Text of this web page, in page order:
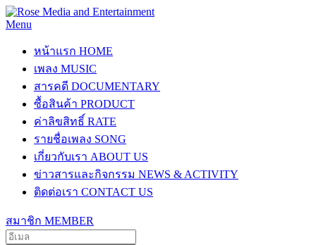
Menu
หน้าแรก HOME
เพลง MUSIC
สารคดี DOCUMENTARY
ซื้อสินค้า PRODUCT
ค่าลิขสิทธิ์ RATE
รายชื่อเพลง SONG
เกี่ยวกับเรา ABOUT US
ข่าวสารและกิจกรรม NEWS & ACTIVITY
ติดต่อเรา CONTACT US
สมาชิก MEMBER